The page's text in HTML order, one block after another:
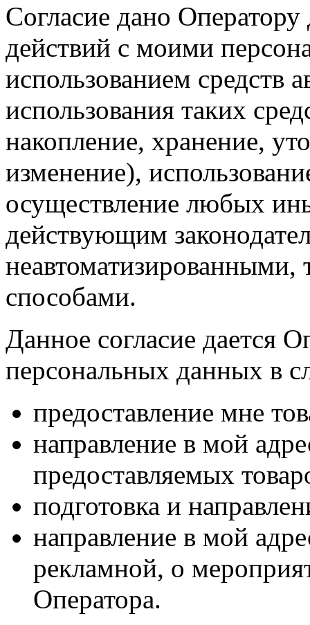
Согласие дано
действий с моими
использованием средств
использования таких
накопление, хранение,
изменение),
осуществление любых
действующим
неавтоматизированными,
способами.
Данное согласие дается
персональных данных в
предоставление мне
направление в мой
предоставляемых
подготовка и
направление в мой
рекламной, о
Оператора.